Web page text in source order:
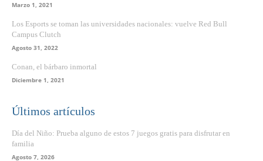
Marzo 1, 2021
Los Esports se toman las universidades nacionales: vuelve Red Bull
Campus Clutch
Agosto 31, 2022
Conan, el bárbaro inmortal
Diciembre 1, 2021
Últimos artículos
Día del Niño: Prueba alguno de estos 7 juegos gratis para disfrutar en
familia
Agosto 7, 2026